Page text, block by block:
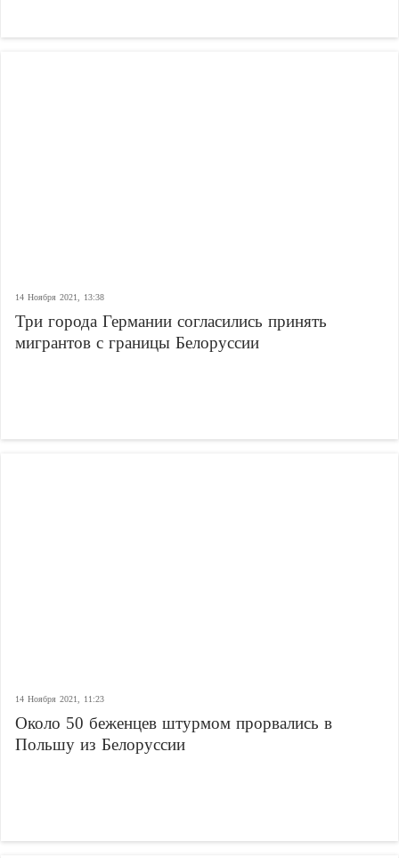
14 Ноября 2021, 13:38
Три города Германии согласились принять
мигрантов с границы Белоруссии
14 Ноября 2021, 11:23
Около 50 беженцев штурмом прорвались в
Польшу из Белоруссии